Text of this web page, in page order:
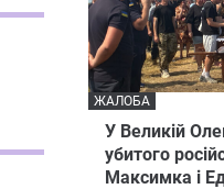
У Великій
убитого
Максимка і
ЖАЛОБА